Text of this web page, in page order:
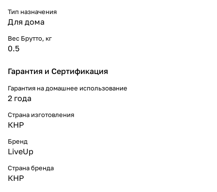
Тип назначения
Для дома
Вес Брутто, кг
0.5
Гарантия и Сертификация
Гарантия на домашнее использование
2 года
Страна изготовления
КНР
Бренд
LiveUp
Страна бренда
КНР